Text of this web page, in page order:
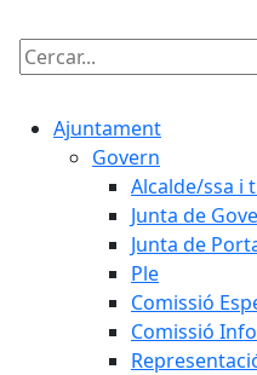
Cercar:
Ajuntament
Govern
Alcalde/ssa i
Junta de
Junta de
Ple
Comissió
Comissió